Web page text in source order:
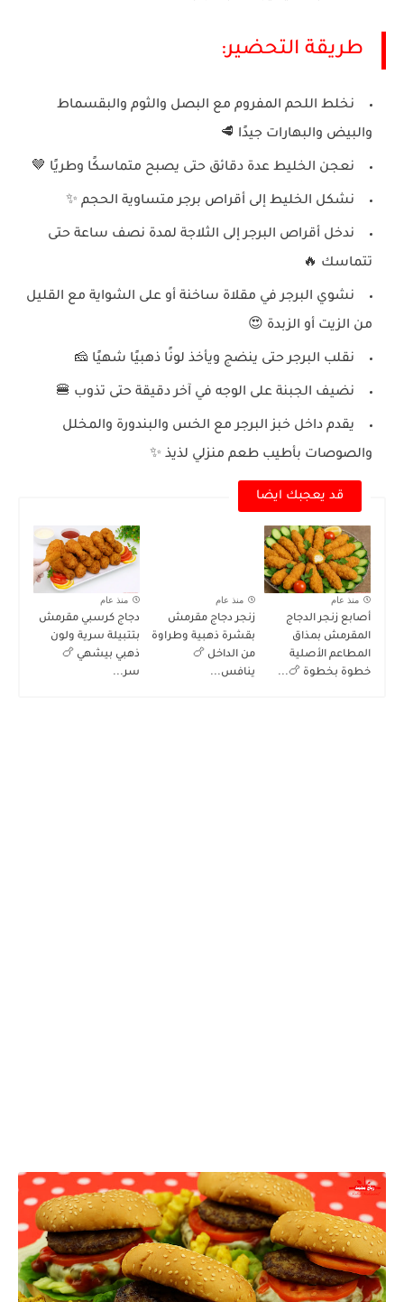
طريقة التحضير:
نخلط اللحم المفروم مع البصل والثوم والبقسماط
والبيض والبهارات جيدًا 🥩
نعجن الخليط عدة دقائق حتى يصبح متماسكًا وطريًا 🤎
نشكل الخليط إلى أقراص برجر متساوية الحجم ✨
ندخل أقراص البرجر إلى الثلاجة لمدة نصف ساعة حتى
تتماسك 🔥
نشوي البرجر في مقلاة ساخنة أو على الشواية مع القليل
من الزيت أو الزبدة 😍
نقلب البرجر حتى ينضج ويأخذ لونًا ذهبيًا شهيًا 🧀
نضيف الجبنة على الوجه في آخر دقيقة حتى تذوب 🍔
يقدم داخل خبز البرجر مع الخس والبندورة والمخلل
والصوصات بأطيب طعم منزلي لذيذ ✨
قد يعجبك ايضا
منذ عام
أصابع زنجر الدجاج
المقرمش بمذاق
المطاعم الأصلية
خطوة بخطوة 🍗...
منذ عام
زنجر دجاج مقرمش
بقشرة ذهبية وطراوة
من الداخل 🍗
ينافس...
منذ عام
دجاج كرسبي مقرمش
بتتبيلة سرية ولون
ذهبي بيشهي 🍗
سر...